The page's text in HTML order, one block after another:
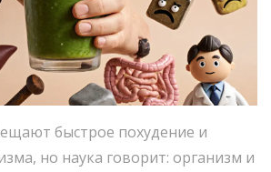
быстрое похудение и
но наука говорит: организм и